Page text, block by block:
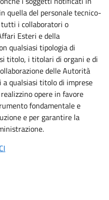
quella del personale tecnico-
i collaboratori o
Esteri e della
qualsiasi tipologia di
titolo, i titolari di organi e di
delle Autorità
qualsiasi titolo di imprese
opere in favore
fondamentale e
e per garantire la